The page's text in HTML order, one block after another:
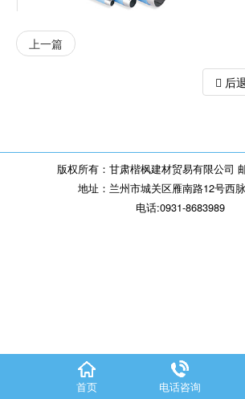
上一篇
后
版权所有：甘肃楷枫建材贸易有限公司
地址：兰州市城关区雁南路12号西
电话:0931-8683989
首页 电话咨询